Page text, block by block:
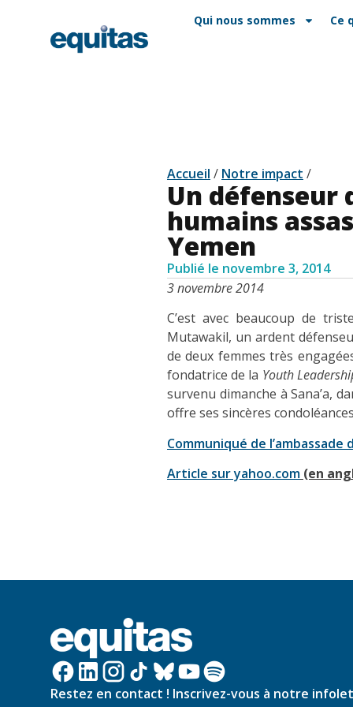
Qui nous sommes Ce
Accueil / Notre impact /
Un défenseur
humains
Yemen
Publié le novembre 3, 2014
3 novembre 2014
C’est avec beaucoup de
Mutawakil, un ardent
de deux femmes très
fondatrice de la Youth
survenu dimanche à Sana’a,
offre ses sincères
Communiqué de l’ambassade
Article sur yahoo.com (en
Restez en contact ! Inscrivez-vous à notre